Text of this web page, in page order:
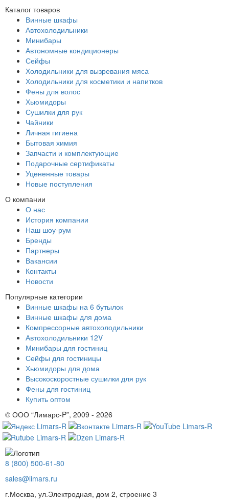
Каталог товаров
Винные шкафы
Автохолодильники
Минибары
Автономные кондиционеры
Сейфы
Холодильники для вызревания мяса
Холодильники для косметики и напитков
Фены для волос
Хьюмидоры
Сушилки для рук
Чайники
Личная гигиена
Бытовая химия
Запчасти и комплектующие
Подарочные сертификаты
Уцененные товары
Новые поступления
О компании
О нас
История компании
Наш шоу-рум
Бренды
Партнеры
Вакансии
Контакты
Новости
Популярные категории
Винные шкафы на 6 бутылок
Винные шкафы для дома
Компрессорные автохолодильники
Автохолодильники 12V
Минибары для гостиниц
Сейфы для гостиницы
Хьюмидоры для дома
Высокоскоростные сушилки для рук
Фены для гостиниц
Купить оптом
© ООО “Лимарс-P”, 2009 - 2026
8 (800) 500-61-80
sales@limars.ru
г.Москва, ул.Электродная, дом 2, строение 3